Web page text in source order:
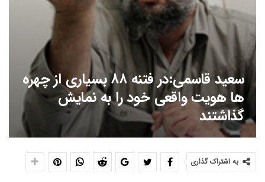
سعید قاسمی:در فتنه ۸۸ بسیاری از چهره
ها هویت واقعی خود را به نمایش
گذاشتند
به اشتراک گذاری